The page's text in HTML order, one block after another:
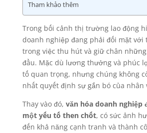
Tham khảo thêm
Trong bối cảnh thị trường lao động
doanh nghiệp đang phải đối mặt với
trong việc thu hút và giữ chân
đầu. Mặc dù lương thưởng và phúc
tố quan trọng, nhưng chúng không
nhất quyết định sự gắn bó của nhân
Thay vào đó, văn hóa doanh nghiệp
một yếu tố then chốt, có sức ảnh
đến khả năng cạnh tranh và thành